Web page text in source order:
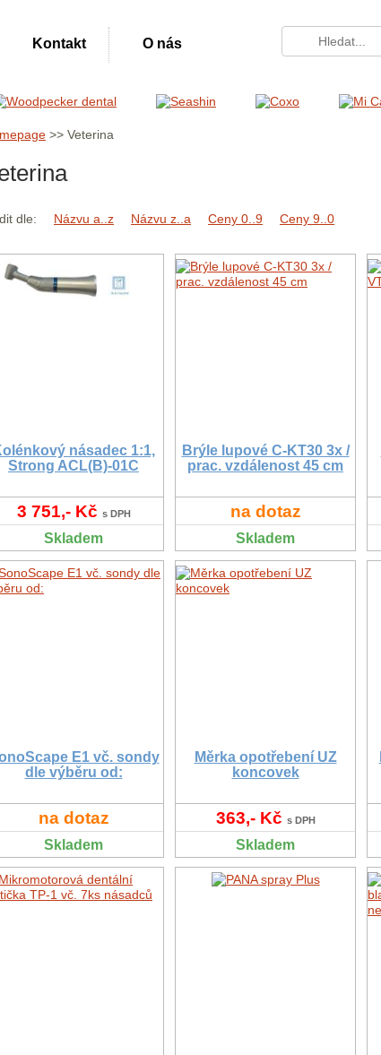
Kontakt O nás
>> Veterina
dle: Názvu a..z Názvu z..a Ceny 0..9 Ceny 9..0
násadec 1:1,
Strong ACL(B)-01C
3 751,- Kč s DPH
Skladem
Brýle lupové C-KT30 3x /
prac. vzdálenost 45 cm
na dotaz
Skladem
E1 vč. sondy
dle výběru od:
na dotaz
Skladem
Měrka opotřebení UZ
koncovek
363,- Kč s DPH
Skladem